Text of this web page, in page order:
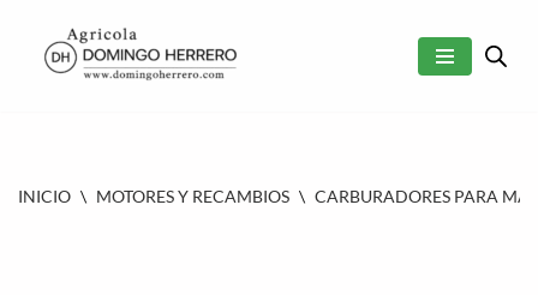
SALTAR
INICIO \ MOTORES Y RECAMBIOS \ CARBURADORES PARA